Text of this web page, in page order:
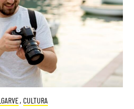
, CULTURA